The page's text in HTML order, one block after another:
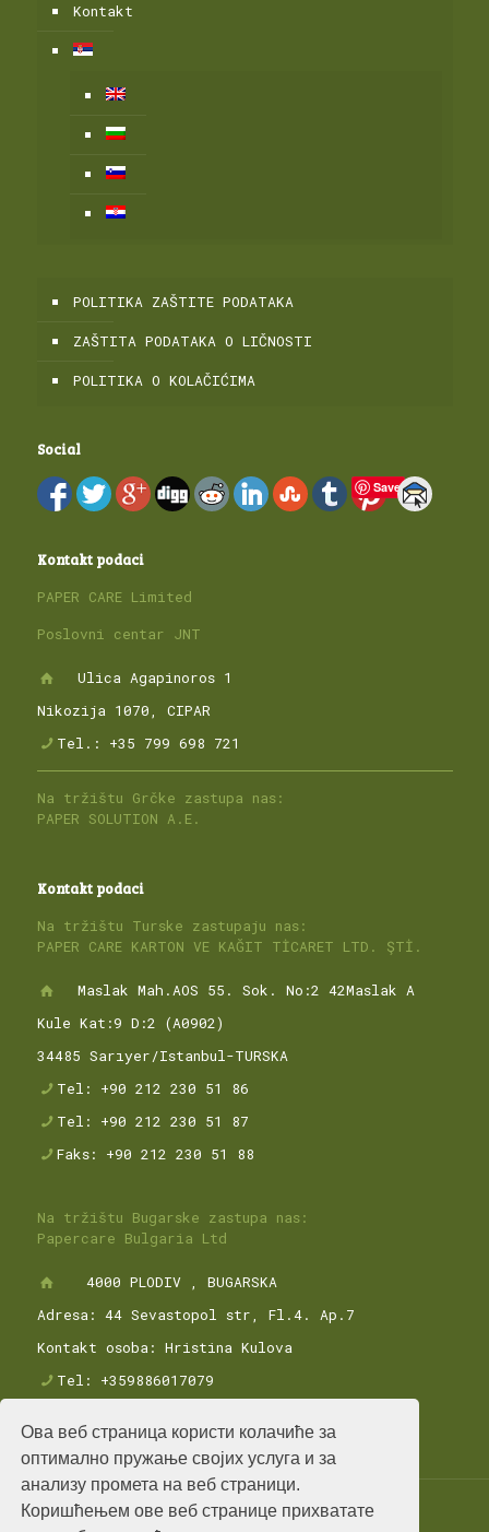
Ова веб страница користи колачиће за
оптимално пружање својих услуга и за
анализу промета на веб страници.
Коришћењем ове веб странице прихватате
Kontakt
POLITIKA ZAŠTITE PODATAKA
ZAŠTITA PODATAKA O LIČNOSTI
POLITIKA O KOLAČIĆIMA
Social
Save
Kontakt podaci
PAPER CARE Limited
Poslovni centar JNT
Ulica Agapinoros 1
Nikozija 1070, CIPAR
Tel.: +35 799 698 721
Na tržištu Grčke zastupa nas:
PAPER SOLUTION A.E.
Kontakt podaci
Na tržištu Turske zastupaju nas:
PAPER CARE KARTON VE KAĞIT TİCARET LTD. ŞTİ.
Maslak Mah.AOS 55. Sok. No:2 42Maslak A
Kule Kat:9 D:2 (A0902)
34485 Sarıyer/Istanbul-TURSKA
Tel: +90 212 230 51 86
Tel: +90 212 230 51 87
Faks: +90 212 230 51 88
Na tržištu Bugarske zastupa nas:
Papercare Bulgaria Ltd
4000 PLODIV , BUGARSKA
Adresa: 44 Sevastopol str, Fl.4. Ap.7
Kontakt osoba: Hristina Kulova
Tel: +359886017079